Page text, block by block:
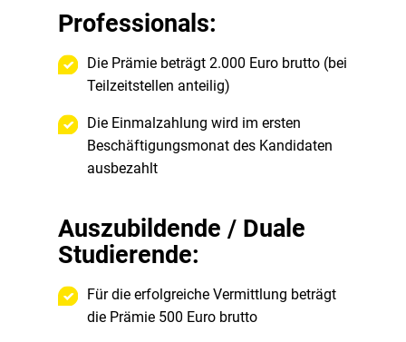
Professionals:
Die Prämie beträgt 2.000 Euro brutto (bei
Teilzeitstellen anteilig)
Die Einmalzahlung wird im ersten
Beschäftigungsmonat des Kandidaten
ausbezahlt
Auszubildende / Duale
Studierende:
Für die erfolgreiche Vermittlung beträgt
die Prämie 500 Euro brutto